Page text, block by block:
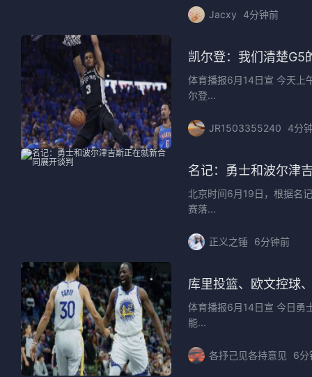
Jacxy 4分钟前
凯尔登：我们清楚G5
体育播报6月14日宣 今天上
尔登...
JR1503355240 4分
名记：勇士和波尔津
北京时间6月19日，根据名
赛落...
正义之锤 6分钟前
库里投篮、欧文控球
体育播报6月14日宣 今日勇
能...
各抒己见各持意见 6分